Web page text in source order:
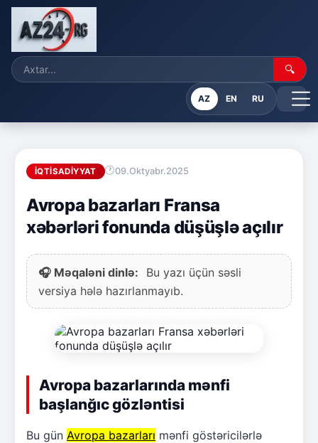
🔍
AZ EN RU
İQTISADIYYAT 09.Oktyabr.2025
Avropa bazarları Fransa
xəbərləri fonunda düşüşlə açılır
🎧 Məqaləni dinlə:
Bu yazı üçün səsli
versiya hələ hazırlanmayıb.
Avropa bazarlarında mənfi
başlanğıc gözləntisi
Bu gün Avropa bazarları mənfi göstəricilərlə